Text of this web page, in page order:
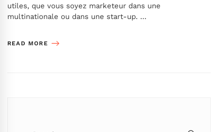
utiles, que vous soyez marketeur dans une
multinationale ou dans une start-up. …
READ MORE